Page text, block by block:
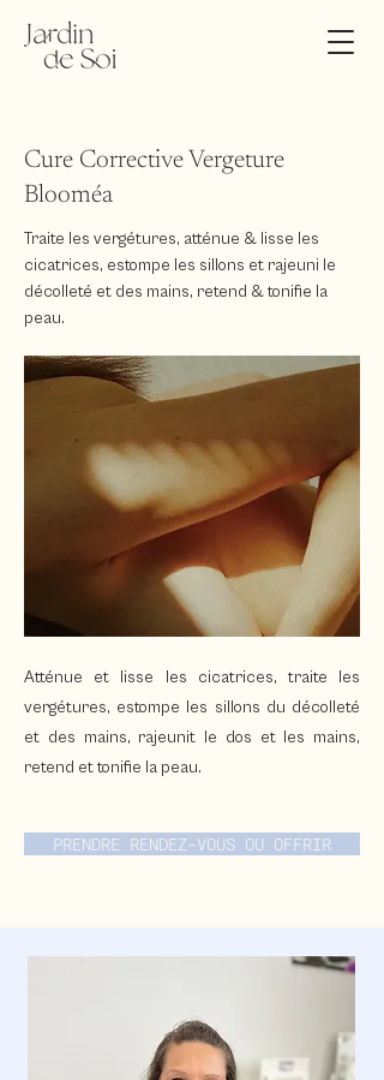
Cure Corrective Vergeture
Blooméa
Traite les vergétures, atténue & lisse les
cicatrices, estompe les sillons et rajeuni le
décolleté et des mains, retend & tonifie la
peau.
Atténue et lisse les cicatrices, traite les
vergétures, estompe les sillons du décolleté
et des mains, rajeunit le dos et les mains,
retend et tonifie la peau.
PRENDRE RENDEZ-VOUS OU OFFRIR